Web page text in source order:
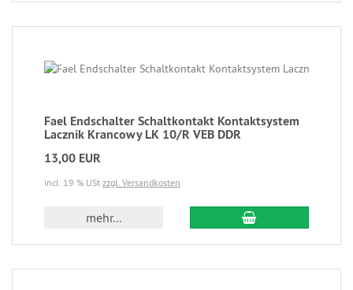
Fael Endschalter Schaltkontakt Kontaktsystem
Lacznik Krancowy LK 10/R VEB DDR
13,00 EUR
incl. 19 % USt zzgl. Versandkosten
mehr...